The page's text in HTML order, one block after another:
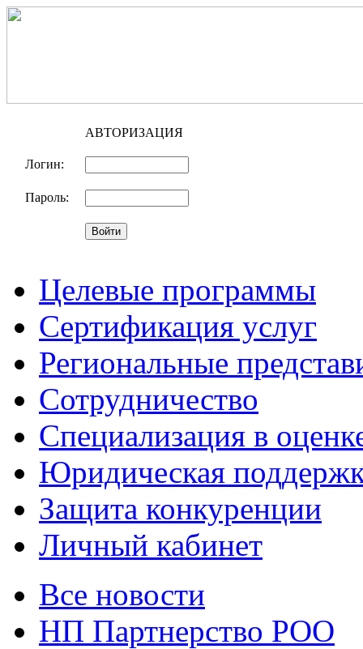
АВТОРИЗАЦИЯ
Логин:
Пароль:
Целевые программы
Сертификация услуг
Региональные
Сотрудничество
Специализация в
Юридическая
Защита конкуренции
Личный кабинет
Все новости
НП Партнерство РОО